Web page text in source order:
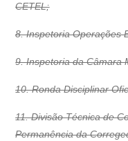
CETEL;
8. Inspetoria Operações
9. Inspetoria da Câmara
10. Ronda Disciplinar
11. Divisão Técnica de
Permanência da